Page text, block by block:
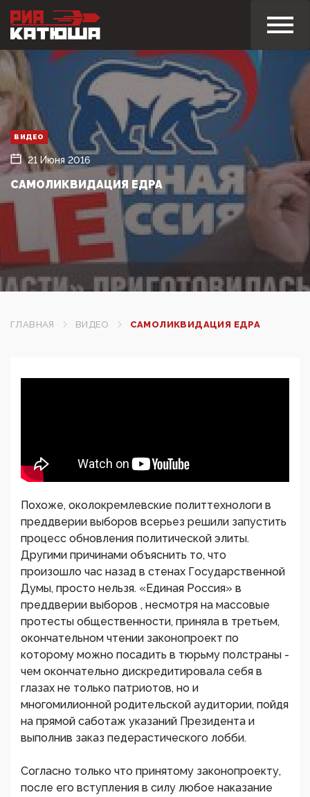
ВИДЕО
21 Июня 2016
САМОЛИКВИДАЦИЯ ЕДРА
ГЛАВНАЯ ВИДЕО САМОЛИКВИДАЦИЯ ЕДРА
Похоже, околокремлевские политтехнологи в
преддверии выборов всерьез решили запустить
процесс обновления политической элиты.
Другими причинами объяснить то, что
произошло час назад в стенах Государственной
Думы, просто нельзя. «Единая Россия» в
преддверии выборов , несмотря на массовые
протесты общественности, приняла в третьем,
окончательном чтении законопроект по
которому можно посадить в тюрьму полстраны -
чем окончательно дискредитировала себя в
глазах не только патриотов, но и
многомилионной родительской аудитории, пойдя
на прямой саботаж указаний Президента и
выполнив заказ педерастического лобби.
Согласно только что принятому законопроекту,
после его вступления в силу любое наказание